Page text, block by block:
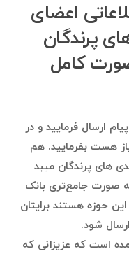
اعضای
پرندگان
صورت کامل
لطفا در تلگرام به شماره ۰۹۱۲۱۴۰۰۲۳۷ پیام ارسال فرمایید و در
هست بفرمایید. هم
های پرندگان میبد
به صورت جامع‌تری بانک
حوزه هستند برایتان
شود.
است که عزیزانی که